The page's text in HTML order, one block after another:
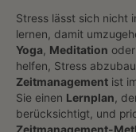
Stress lässt sich nicht
lernen, damit
Yoga, Meditation oder
helfen, Stress
Zeitmanagement ist
Sie einen Lernplan,
berücksichtigt, und